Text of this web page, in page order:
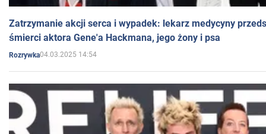
Zatrzymanie akcji serca i wypadek: lekarz medycyny
śmierci aktora Gene'a Hackmana, jego żony i psa
Rozrywka04.03.2025 14:54